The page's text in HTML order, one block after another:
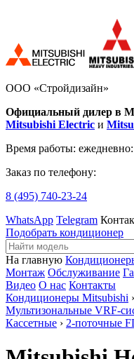
ООО «Стройдизайн»
Официальный дилер в
Mitsubishi Electric и
Время работы:
Заказ по телефону:
8 (495) 740-23-24
WhatsApp Telegram
Подобрать кондиционер
На главную
Монтаж Обслуживание
Видео О нас Контакты
Кондиционеры Mitsubishi ›
Мультизональные VRF-
Кассетные › 2-поточные